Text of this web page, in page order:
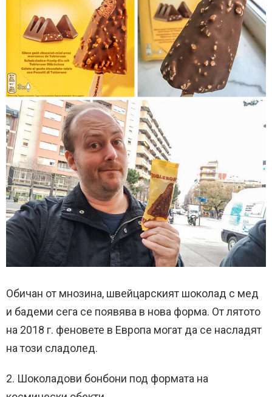
Обичан от мнозина, швейцарският шоколад с мед
и бадеми сега се появява в нова форма. От лятото
на 2018 г. феновете в Европа могат да се насладят
на този сладолед.
2. Шоколадови бонбони под формата на